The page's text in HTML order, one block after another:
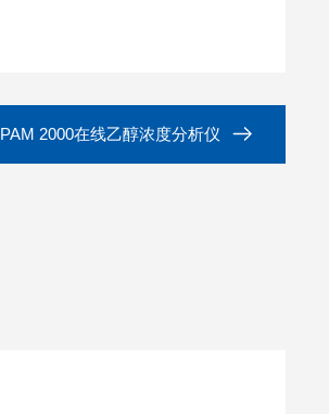
PAM 2000在线乙醇浓度分析仪